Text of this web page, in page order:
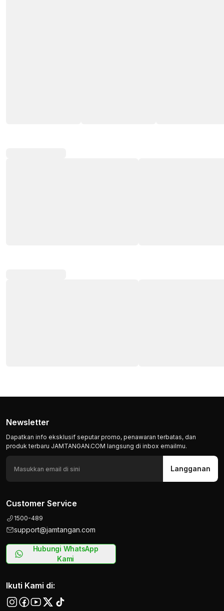
Newsletter
Dapatkan info eksklusif seputar promo, penawaran terbatas, dan
produk terbaru JAMTANGAN.COM langsung di inbox emailmu.
Langganan
Customer Service
1500-489
support@jamtangan.com
Hubungi WhatsApp
Kami
Ikuti Kami di: